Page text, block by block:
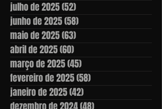
julho de 2025(52)
junho de 2025(58)
maio de 2025(63)
abril de 2025(60)
março de 2025(45)
fevereiro de 2025(58)
janeiro de 2025(42)